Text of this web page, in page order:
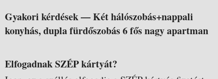
Gyakori kérdések —Két hálószobás+nappali
konyhás, dupla fürdőszobás 6 fős nagy apartman
Elfogadnak SZÉP kártyát?